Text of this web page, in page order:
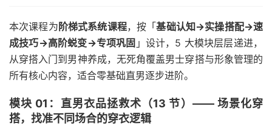
本次课程为 阶梯式系统课程，按「基础认知→实操搭配→速
成技巧→高阶蜕变→专项巩固 」设计，5 大模块层层递进，
从穿搭入门到男神养成，无死角覆盖男士穿搭与形象管理的
所有核心内容，适合零基础直男逐步进阶。
模块 01：直男衣品拯救术（13 节）—— 场景化穿
搭，找准不同场合的穿衣逻辑